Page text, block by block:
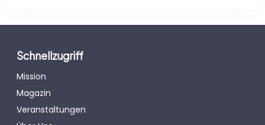
Schnellzugriff
Mission
Magazin
Veranstaltungen